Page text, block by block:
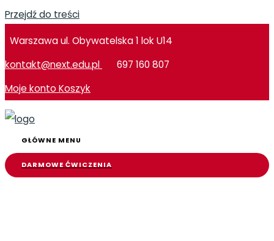
Przejdź do treści
Warszawa ul. Obywatelska 1 lok U14
kontakt@next.edu.pl
697 160 807
Moje konto Koszyk
GŁÓWNE MENU
DARMOWE ĆWICZENIA